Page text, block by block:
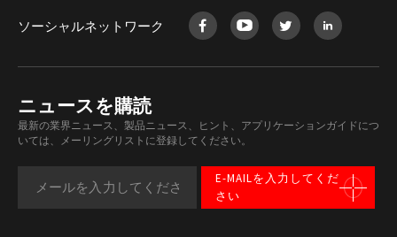
ソーシャルネットワーク
ニュースを購読
最新の業界ニュース、製品ニュース、ヒント、アプリケーションガイドにつ
いては、メーリングリストに登録してください。
E-MAILを入力してくだ
さい